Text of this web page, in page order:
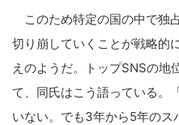
このため特定の国の中で独
切り崩していくことが戦略的
えのようだ。トップSNSの地
て、同氏はこう語っている。
いない。でも3年から5年のス